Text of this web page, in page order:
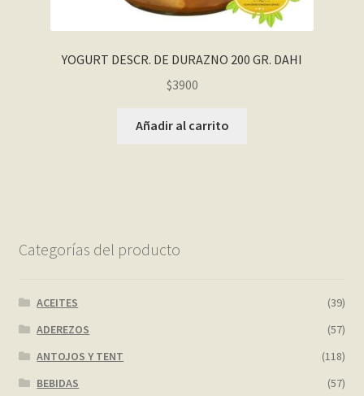
YOGURT DESCR. DE DURAZNO 200 GR. DAHI
$3900
Añadir al carrito
Categorías del producto
ACEITES
(39)
ADEREZOS
(57)
ANTOJOS Y TENT
(118)
BEBIDAS
(57)